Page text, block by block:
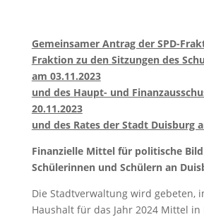
Gemeinsamer Antrag der SPD-
Fraktion zu den Sitzungen des
am 03.11.2023
und des Haupt- und
20.11.2023
und des Rates der Stadt Duisburg
Finanzielle Mittel für politische
Schülerinnen und Schülern an
Die Stadtverwaltung wird gebeten,
Haushalt für das Jahr 2024 Mittel in